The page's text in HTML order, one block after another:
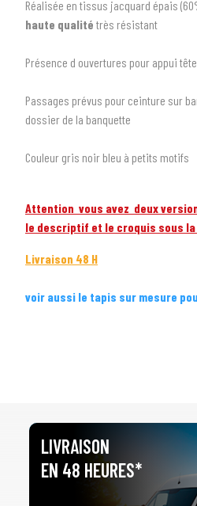
2SÉLECTIONNEZ LA MARQUE DE VOTRE
Toutes les marques
PRÉCISEZ LE MODÈLE
Tous les modèles
Réalisée en tissus jacquard épais
haute qualité très résistant
Présence d ouvertures pour appui tête
Passages prévus pour ceinture sur
dossier de la banquette
Couleur gris noir bleu à petits motifs
Attention vous avez deux
le descriptif et le croquis sous
Livraison 48 H
voir aussi le tapis sur mesure
LIVRAISON
EN 48 HEURES*